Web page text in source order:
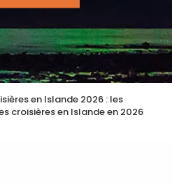
en Islande 2026 : les
croisières en Islande en 2026